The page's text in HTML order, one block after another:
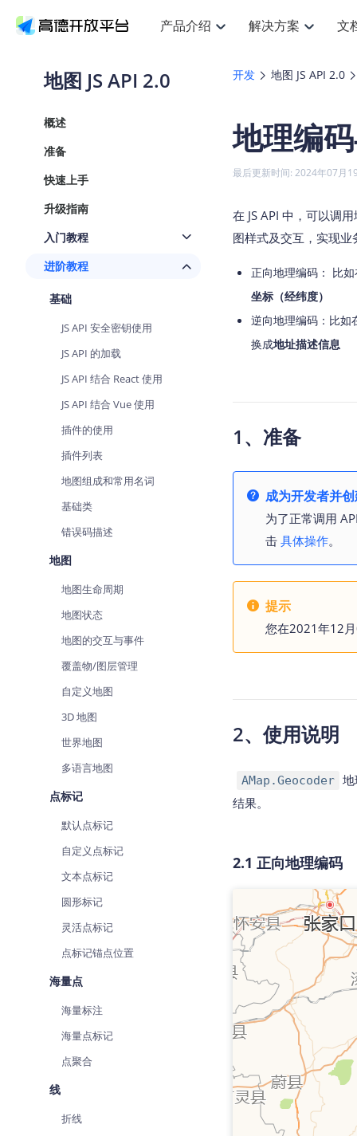
产品介绍
产品介绍
查看全部文档
搜索定位
位置、周边、行政区、ID等查询接口
Android iOS
基于LBS的定位服务
Android iOS
位置名称与经纬度之间转换服务
iOS
导航
轻松
提供
API
提供
API
专业
智
物
查询
交
查询
解决方案
解决方案 提供LBS领域的Agent解决方案
提供智能守护与运动出行解决方案
智能眼镜实时导航及智慧出行解决方案
合规精确的两轮车场景导航
提供手机银行APP地图应用
文
文档与支持
服务支持
查看全部文档
Web高级服务API
JS
数据可视化
地铁图 JS
定价
产品定价
产品定价 产品
企业智图
Android定位
Android定位
JS API提供
地图 JS API 2.0
概述
准备
快速上手
升级指南
入门教程
进阶教程
基础
JS API 安全密钥使用
JS API 的加载
JS API 结合 React 使用
JS API 结合 Vue 使用
插件的使用
插件列表
地图组成和常用名词
基础类
错误码描述
地图
地图生命周期
地图状态
地图的交互与事件
覆盖物/图层管理
自定义地图
3D 地图
世界地图
多语言地图
点标记
默认点标记
自定义点标记
文本点标记
圆形标记
灵活点标记
点标记锚点位置
海量点
海量标注
海量点标记
点聚合
线
折线
开发 地图 JS API 2.0
地理编
最后更新时间: 2024年07月
在 JS API 中，可以调
图样式及交互，实现业
正向地理编码： 比
坐标（经纬度）
逆向地理编码：比如
换成地址描述信息
1、准备
成为开发者并
为了正常调用
击 具体操作。
提示
您在2021年12
2、使用说明
AMap.Geocoder
结果。
2.1 正向地理编码